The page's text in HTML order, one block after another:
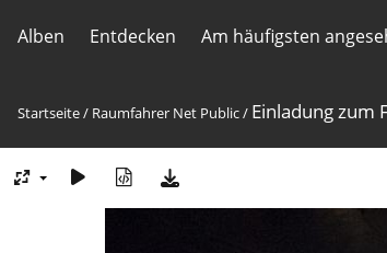
Alben Entdecken Am häufigsten
Startseite/ Raumfahrer Net Public/ Einladung zum